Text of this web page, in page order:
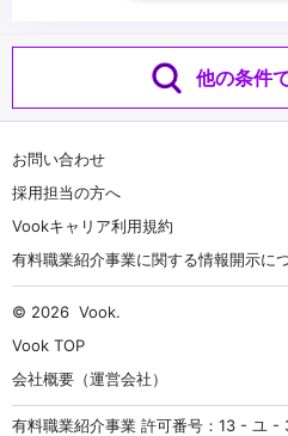
他の条件
お問い合わせ
採用担当の方へ
Vookキャリア利用規約
有料職業紹介事業に関する情報開示に
© 2026 Vook.
Vook TOP
会社概要（運営会社）
有料職業紹介事業 許可番号：13 - ユ -